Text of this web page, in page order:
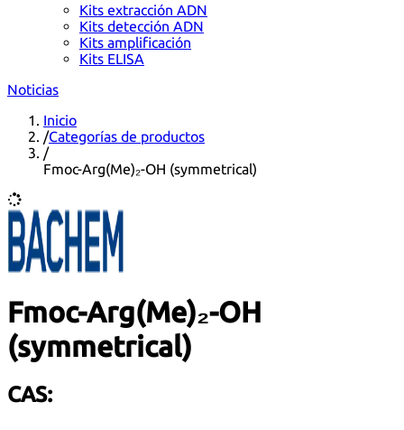
Kits extracción ADN
Kits detección ADN
Kits amplificación
Kits ELISA
Noticias
Inicio
/Categorías de productos
/
Fmoc-Arg(Me)₂-OH (symmetrical)
Fmoc-Arg(Me)₂-OH
(symmetrical)
CAS: